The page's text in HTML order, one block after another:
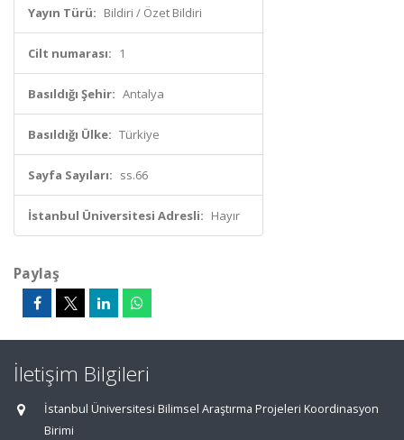
Yayın Türü: Bildiri / Özet Bildiri
Cilt numarası: 1
Basıldığı Şehir: Antalya
Basıldığı Ülke: Türkiye
Sayfa Sayıları: ss.66
İstanbul Üniversitesi Adresli: Hayır
Paylaş
İletişim Bilgileri
İstanbul Üniversitesi Bilimsel Araştırma Projeleri Koordinasyon
Birimi